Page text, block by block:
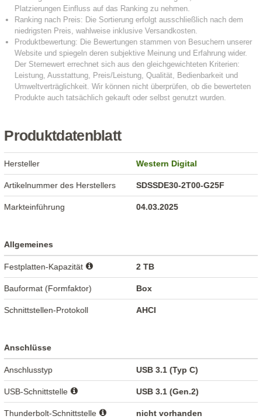
Produktdatenblatt
Hersteller Western Digital
Artikelnummer des Herstellers SDSSDE30-2T00-G25F
Markteinführung 04.03.2025
Allgemeines
Festplatten-Kapazität 2 TB
Bauformat (Formfaktor) Box
Schnittstellen-Protokoll AHCI
Anschlüsse
Anschlusstyp USB 3.1 (Typ C)
USB-Schnittstelle USB 3.1 (Gen.2)
Thunderbolt-Schnittstelle nicht vorhanden